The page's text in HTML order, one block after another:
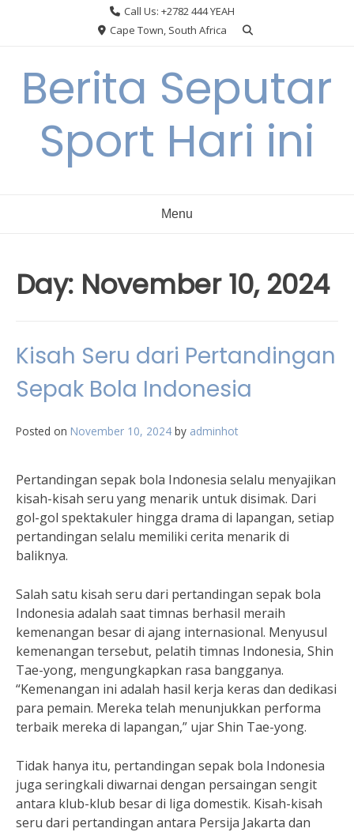
Call Us: +2782 444 YEAH
Cape Town, South Africa
Berita Seputar
Sport Hari ini
Menu
Day: November 10, 2024
Kisah Seru dari Pertandingan
Sepak Bola Indonesia
Posted on November 10, 2024 by adminhot
Pertandingan sepak bola Indonesia selalu menyajikan
kisah-kisah seru yang menarik untuk disimak. Dari
gol-gol spektakuler hingga drama di lapangan, setiap
pertandingan selalu memiliki cerita menarik di
baliknya.
Salah satu kisah seru dari pertandingan sepak bola
Indonesia adalah saat timnas berhasil meraih
kemenangan besar di ajang internasional. Menyusul
kemenangan tersebut, pelatih timnas Indonesia, Shin
Tae-yong, mengungkapkan rasa bangganya.
“Kemenangan ini adalah hasil kerja keras dan dedikasi
para pemain. Mereka telah menunjukkan performa
terbaik mereka di lapangan,” ujar Shin Tae-yong.
Tidak hanya itu, pertandingan sepak bola Indonesia
juga seringkali diwarnai dengan persaingan sengit
antara klub-klub besar di liga domestik. Kisah-kisah
seru dari pertandingan antara Persija Jakarta dan